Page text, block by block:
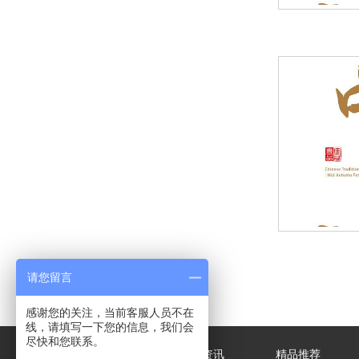
新闻资讯 精品推荐
请您留言
感谢您的关注，当前客服人员不在
线，请填写一下您的信息，我们会
尽快和您联系。